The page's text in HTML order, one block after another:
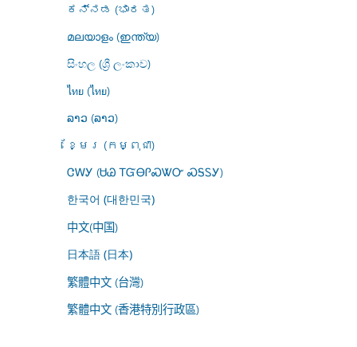
ಕನ್ನಡ (ಭಾರತ)
മലയാളം (ഇന്ത്യ)
සිංහල (ශ්‍රී ලංකාව)
ไทย (ไทย)
ລາວ (ລາວ)
ខ្មែរ (កម្ពុជា)
ᏣᎳᎩ (ᏌᏊ ᎢᏳᎾᎵᏍᏔᏅ ᏍᎦᏚᎩ)
한국어 (대한민국)
中文(中国)
日本語 (日本)
繁體中文 (台灣)
繁體中文 (香港特別行政區)